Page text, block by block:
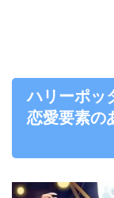
ハリーポッ
恋愛要素の